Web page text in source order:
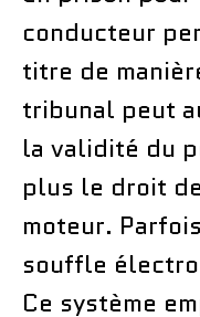
conducteur
titre de
tribunal peut
la validité du
plus le droit
moteur.
souffle
Ce système